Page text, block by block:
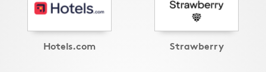
Hotels.com Strawberry